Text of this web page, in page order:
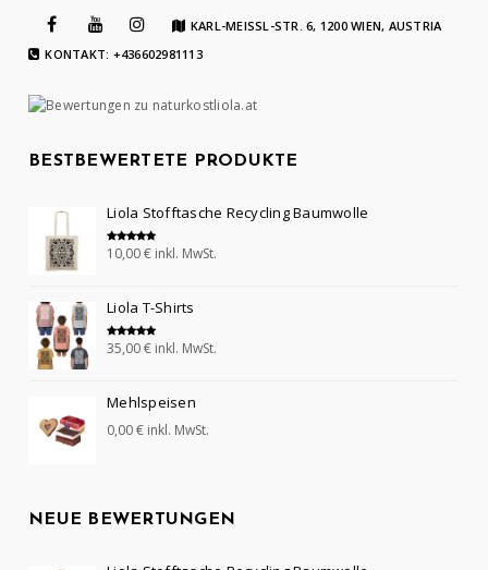
KARL-MEISSL-STR. 6, 1200 WIEN, AUSTRIA
KONTAKT: +436602981113
BESTBEWERTETE PRODUKTE
Liola Stofftasche Recycling Baumwolle
Bewertet mit
5.00
10,00€ inkl. MwSt.
Liola T-Shirts
Bewertet mit
5.00
35,00€ inkl. MwSt.
Mehlspeisen
0,00€ inkl. MwSt.
NEUE BEWERTUNGEN